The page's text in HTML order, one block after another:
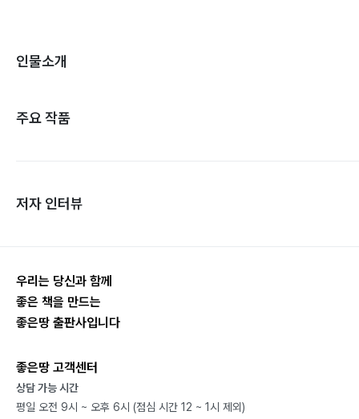
인물소개
주요 작품
저자 인터뷰
우리는 당신과 함께
좋은 책을 만드는
좋은땅 출판사입니다
좋은땅 고객센터
상담 가능 시간
평일 오전 9시 ~ 오후 6시 (점심 시간 12 ~ 1시 제외)